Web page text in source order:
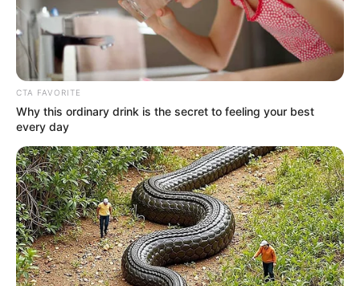
CTA FAVORITE
Why this ordinary drink is the secret to feeling your best
every day